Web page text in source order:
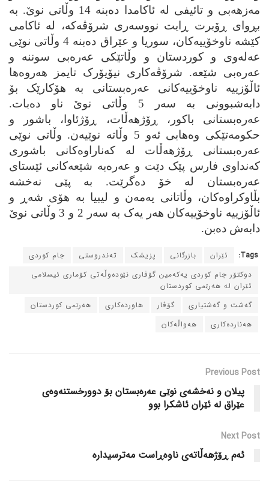
مه‌زهه‌بی و تائیفی له‌ ئاکامدا ده‌بنه‌ 14 وڵاتی نوێ. به‌
بڕوای ڕۆبرت ڕایت نووسه‌ری شرۆڤه‌که‌، له‌ ئاکامی
کێشه‌ ناوخۆییه‌کان، سوریا و عێراق ده‌بنه‌ 4 وڵاتی نوێی
عه‌له‌وی و کوردستان و وڵاتێکی عه‌ره‌بی سوننه‌ و
عه‌ره‌بی شێعه‌. شرۆڤه‌کاری نیۆیۆرک تایمز هه‌روه‌ها
ئاڵۆزییه‌ ناوخۆییه‌کانی عه‌ره‌بستانی به‌ هۆکارێک بۆ
دابه‌شبوونی به‌ سه‌ر 5 وڵاتی نوێ ناو ده‌بات.
عه‌ره‌بستانی باکور، ڕۆژهه‌ڵات، ڕۆژئاوا، باشور و
حکومه‌تێکی وه‌هابی ئه‌و 5 وڵاته‌ نوێیه‌ن. وڵاتی نوێی
عه‌ره‌بستانی ڕۆژهه‌ڵات له‌ که‌ناراوه‌کانی باشوری
که‌نداوی فارس پێک دێت و عه‌ره‌به‌ شێعه‌کانی ئێستای
عه‌ره‌بستان له‌ خۆ ده‌گرێت. به‌ پێی نه‌خشه‌
بڵاوکراوه‌کان، وڵاتانی یه‌مه‌ن و لیبیا به‌ هۆی شه‌ڕ و
ئاڵۆزییه‌ ناوخۆییه‌کان هه‌ر یه‌ک به‌ سه‌ر 2 و 3 وڵاتی نوێ
دابه‌ش ده‌بن.
Tags: ئێران بازرگانی پزیشک ته‌ندروستی
جام کوردی
دوکتۆر جام کوردی یه‌که‌مین گۆڤاری نێوده‌وڵه‌تی کۆماری ئیسلامی
ئێران له‌ هه‌رێمی کوردستان
گه‌شت و گه‌شتیاری
گۆڤار هاورده‌کاری
هه‌رێمی کوردستان
هه‌نارده‌کاری
هه‌واڵه‌کان
Previous Post
پیلان و نه‌خشه‌ی نوێی عه‌ره‌بستان بۆ دوورخستنه‌وه‌ی
عێراق له‌ ئێران ئاشکرا بوو
Next Post
ئه‌م ڕۆژهه‌ڵاته‌ی ناوه‌ڕاست‌ مه‌ترسیداره‌